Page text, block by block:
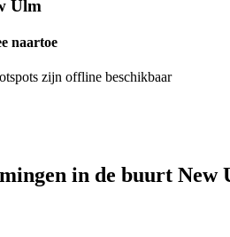
Ulm
naartoe
zijn offline beschikbaar
in de buurt New